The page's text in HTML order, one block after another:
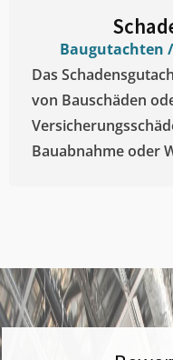
Baugutachten
Das
von Bauschäden
Bauabnahme oder